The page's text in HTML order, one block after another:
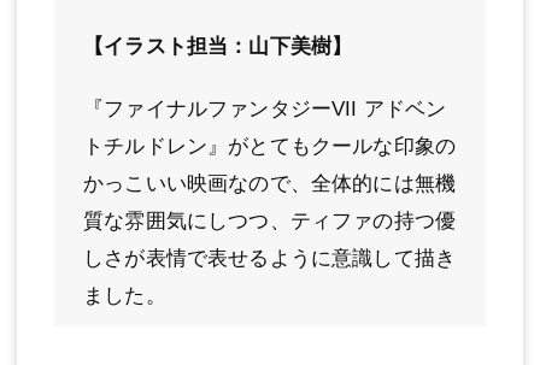
【イラスト担当：山下美樹】
『ファイナルファンタジーVII アドベン
トチルドレン』がとてもクールな印象の
かっこいい映画なので、全体的には無機
質な雰囲気にしつつ、ティファの持つ優
しさが表情で表せるように意識して描き
ました。